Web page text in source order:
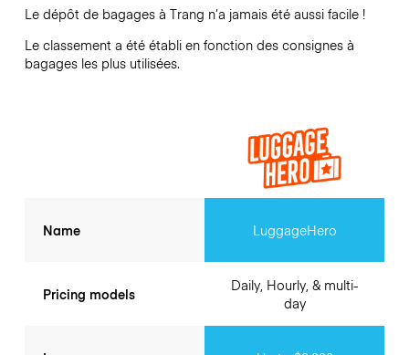
Le dépôt de bagages à Trang n’a jamais été aussi facile !
Le classement a été établi en fonction des consignes à
bagages les plus utilisées.
Name
Pricing models
LuggageHero
Daily, Hourly, & multi-
day